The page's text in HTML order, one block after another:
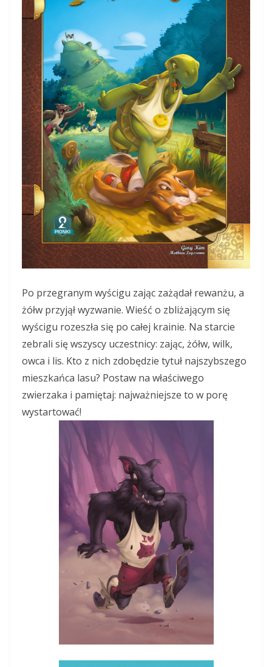
Po przegranym wyścigu zając zażądał rewanżu, a
żółw przyjął wyzwanie. Wieść o zbliżającym się
wyścigu rozeszła się po całej krainie. Na starcie
zebrali się wszyscy uczestnicy: zając, żółw, wilk,
owca i lis. Kto z nich zdobędzie tytuł najszybszego
mieszkańca lasu? Postaw na właściwego
zwierzaka i pamiętaj: najważniejsze to w porę
wystartować!